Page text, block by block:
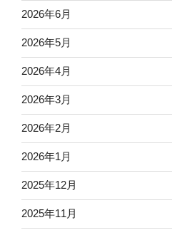
2026年6月
2026年5月
2026年4月
2026年3月
2026年2月
2026年1月
2025年12月
2025年11月